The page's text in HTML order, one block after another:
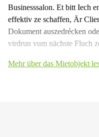
Businesssalon. Et bitt Iech
effektiv ze schaffen, Är
Dokument auszedrécken
virdrun vum nächste Fluch
Mehr über das Mietobjekt